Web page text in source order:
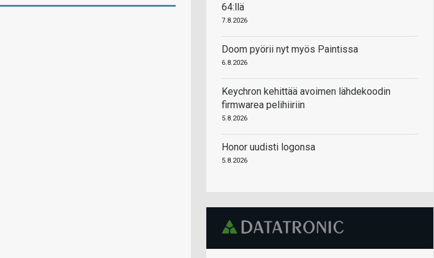
64:llä
7.8.2026
Doom pyörii nyt myös Paintissa
6.8.2026
Keychron kehittää avoimen lähdekoodin
firmwarea pelihiiriin
5.8.2026
Honor uudisti logonsa
5.8.2026